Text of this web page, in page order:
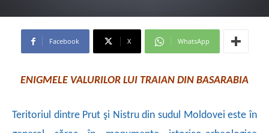
Facebook X WhatsApp
ENIGMELE VALURILOR LUI TRAIAN DIN BASARABIA
Teritoriul dintre Prut şi Nistru din sudul Moldovei este în